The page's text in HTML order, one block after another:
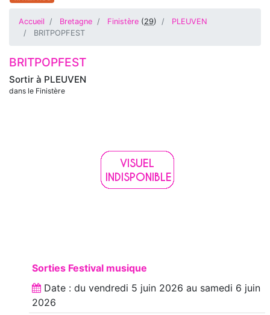
Accueil Bretagne Finistère (29)
PLEUVEN
BRITPOPFEST
Sortir à PLEUVEN
dans le Finistère
BRITPOPFEST
Sorties Festival musique
Date : du vendredi 5 juin 2026 au samedi 6 juin
2026